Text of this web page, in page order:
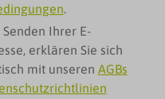
.
Ihrer E-
erklären Sie sich
mit unseren AGBs